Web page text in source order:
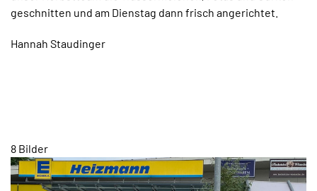
geschnitten und am Dienstag dann frisch angerichtet.
Hannah Staudinger
8 Bilder